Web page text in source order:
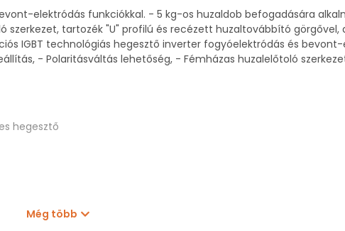
elektródás funkciókkal. - 5 kg-os huzaldob befogadására
tartozék "U" profilú és recézett huzaltovábbító görgővel,
IGBT technológiás hegesztő inverter fogyóelektródás és
- Polaritásváltás lehetőség, - Fémházas huzalelőtoló
hegesztő
Még több